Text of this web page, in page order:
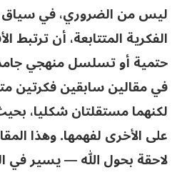
ليس من الضروري، في سياق
الفكرية المتتابعة، أن ترتبط
حتمية أو تسلسل منهجي
في مقالين سابقين فكرتين
لكنهما مستقلتان شكليا،
على الأخرى لفهمها. وهذا
لاحقة بحول الله — يسير